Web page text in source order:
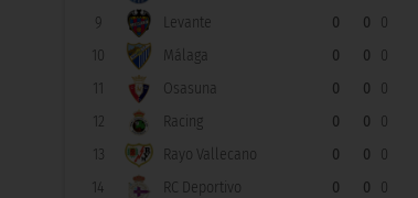
9
Levante 0 0
0
10
Málaga 0 0
0
11
Osasuna 0 0
0
12
Racing 0 0
0
13
Rayo Vallecano 0 0
0
14
RC Deportivo 0 0
0